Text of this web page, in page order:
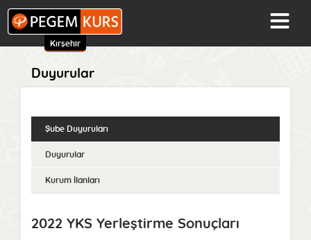
Kırşehir
Duyurular
Şube Duyuruları
Duyurular
Kurum İlanları
2022 YKS Yerleştirme Sonuçları